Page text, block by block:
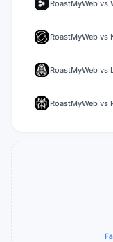
RoastMyWeb vs
RoastMyWeb vs
RoastMyWeb vs
RoastMyWeb vs